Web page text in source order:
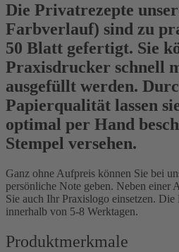
Die Privatrezepte
Farbverlauf) sind zu
50 Blatt gefertigt. Sie
Praxisdrucker schnell
ausgefüllt werden.
Papierqualität lassen
optimal per Hand
Stempel versehen.
Ganz ohne Aufpreis können Sie bei
persönliche Note geben. Neben einer
Sie auch Ihr Praxislogo einsetzen.
innerhalb von 5-8 Werktagen.
Produktmerkmale